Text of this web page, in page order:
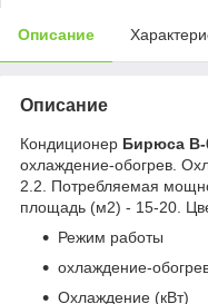
Описание
Описание
Кондиционер Бирюса B-
охлаждение-обогрев.
2.2. Потребляемая
площадь (м2) - 15-20.
Режим работы
охлаждение-
Охлаждение (кВт)